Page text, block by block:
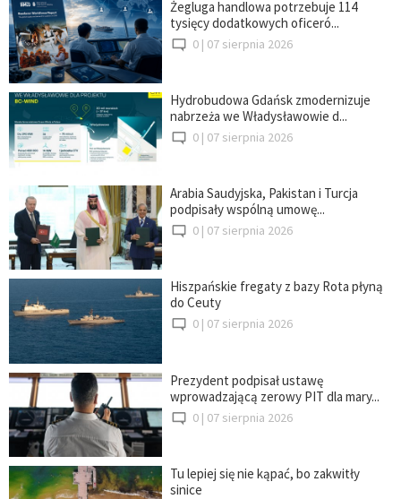
Żegluga handlowa potrzebuje 114
tysięcy dodatkowych oficeró...
0 | 07 sierpnia 2026
Hydrobudowa Gdańsk zmodernizuje
nabrzeża we Władysławowie d...
0 | 07 sierpnia 2026
Arabia Saudyjska, Pakistan i Turcja
podpisały wspólną umowę...
0 | 07 sierpnia 2026
Hiszpańskie fregaty z bazy Rota płyną
do Ceuty
0 | 07 sierpnia 2026
Prezydent podpisał ustawę
wprowadzającą zerowy PIT dla mary...
0 | 07 sierpnia 2026
Tu lepiej się nie kąpać, bo zakwitły
sinice